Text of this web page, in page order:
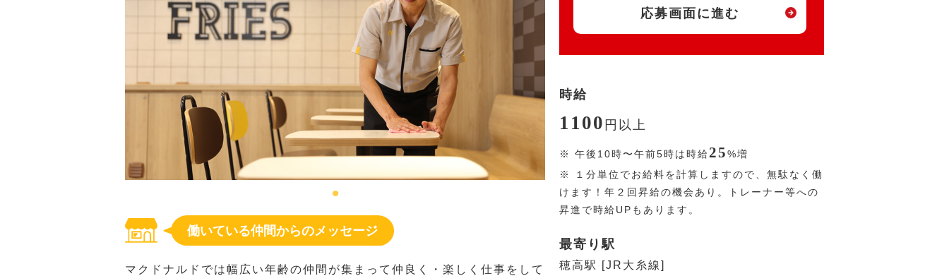
働いている仲間からのメッセージ
マクドナルドでは幅広い年齢の仲間が集まって仲良く・楽しく仕事をして
応募画面に進む
時給
1100 円 以上
※ 午後10時〜午前5時は時給25%増
※
１分単位でお給料を計算しますので、無駄なく働
けます！年２回昇給の機会あり。トレーナー等への
昇進で時給UPもあります。
最寄り駅
穂高駅 [JR大糸線]